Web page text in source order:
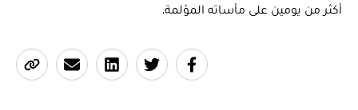
أكثر من يومين على مأساته المؤلمة.